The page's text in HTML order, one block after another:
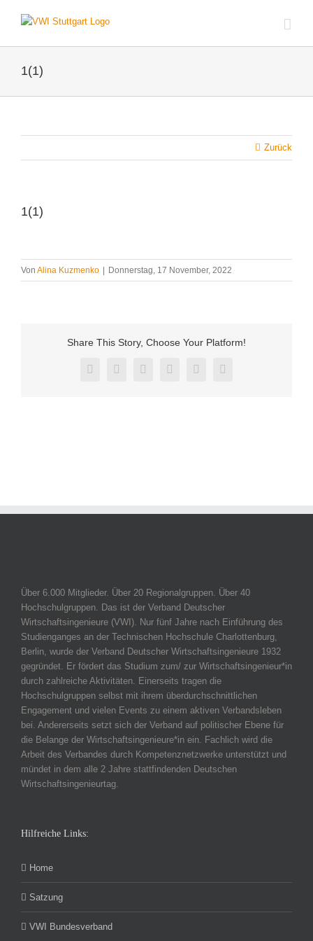
1(1)
Zurück
1(1)
Von Alina Kuzmenko | Donnerstag, 17 November, 2022
Share This Story, Choose Your Platform!
FacebookTwitterRedditLinkedInPinterestVk
Über 6.000 Mitglieder. Über 20 Regionalgruppen. Über 40
Hochschulgruppen. Das ist der Verband Deutscher
Wirtschaftsingenieure (VWI). Nur fünf Jahre nach Einführung des
Studienganges an der Technischen Hochschule Charlottenburg,
Berlin, wurde der Verband Deutscher Wirtschaftsingenieure 1932
gegründet. Er fördert das Studium zum/ zur Wirtschaftsingenieur*in
durch zahlreiche Aktivitäten. Einerseits tragen die
Hochschulgruppen selbst mit ihrem überdurchschnittlichen
Engagement und vielen Events zu einem aktiven Verbandsleben
bei. Andererseits setzt sich der Verband auf politischer Ebene für
die Belange der Wirtschaftsingenieure*in ein. Fachlich wird die
Arbeit des Verbandes durch Kompetenznetzwerke unterstützt und
mündet in dem alle 2 Jahre stattfindenden Deutschen
Wirtschaftsingenieurtag.
Hilfreiche Links:
Home
Satzung
VWI Bundesverband